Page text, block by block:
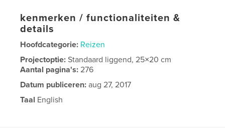
kenmerken / functionaliteiten &
details
Hoofdcategorie: Reizen
Projectoptie:Standaard liggend, 25×20 cm
Aantal pagina's:276
Datum publiceren: aug 27, 2017
Taal English